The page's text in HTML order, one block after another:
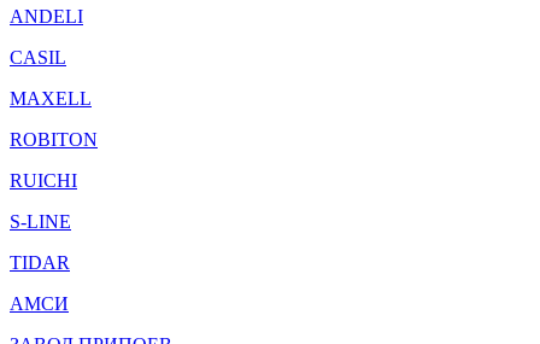
ANDELI
CASIL
MAXELL
ROBITON
RUICHI
S-LINE
TIDAR
АМСИ